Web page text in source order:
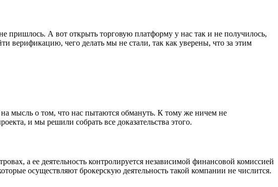
пришлось. А вот открыть торговую платформу у нас так и не получилось,
верификацию, чего делать мы не стали, так как уверены, что за этим
мысль о том, что нас пытаются обмануть. К тому же ничем не
и мы решили собрать все доказательства этого.
а ее деятельность контролируется независимой финансовой комиссией
осуществляют брокерскую деятельность такой компании не числится.